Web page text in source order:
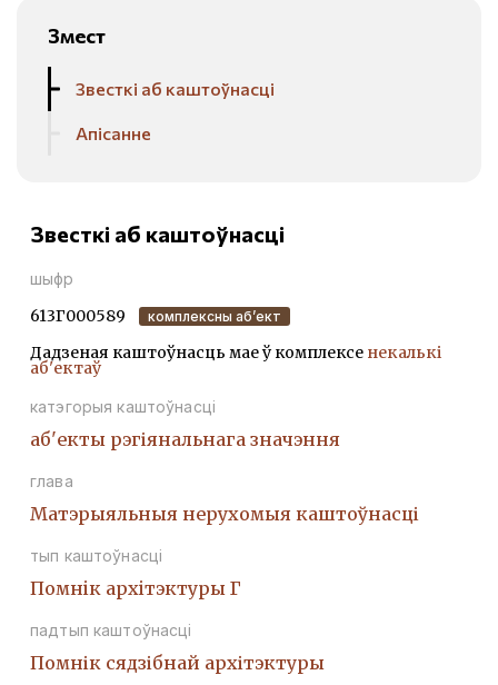
Змест
Звесткі аб каштоўнасці
Апісанне
Звесткі аб каштоўнасці
шыфр
613Г000589 комплексны аб’ект
Дадзеная каштоўнасць мае ў комплексе некалькі
аб'ектаў
катэгорыя каштоўнасці
аб'екты рэгіянальнага значэння
глава
Матэрыяльныя нерухомыя каштоўнасці
тып каштоўнасці
Помнiк архiтэктуры Г
падтып каштоўнасці
Помнік сядзібнай архітэктуры